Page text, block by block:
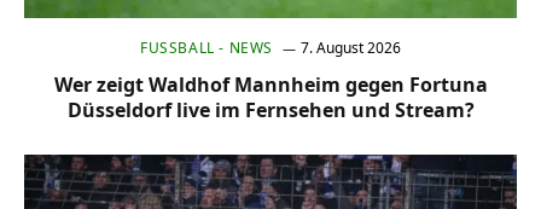
FUSSBALL - NEWS 7. August 2026
Wer zeigt Waldhof Mannheim gegen Fortuna
Düsseldorf live im Fernsehen und Stream?